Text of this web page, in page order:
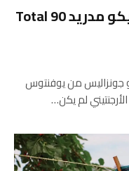
تم إصدار الطقم الثالث لأتلتيكو مدريد Total 90
جونزاليس من يوفنتوس
لم يكن…